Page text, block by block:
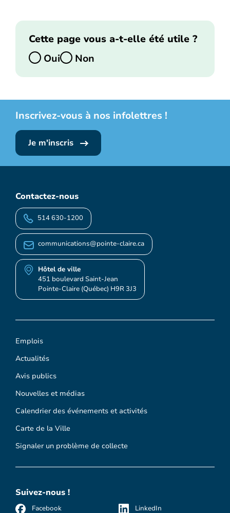
Cette page vous a-t-elle été utile ?
Oui
Non
Inscrivez-vous à nos infolettres !
Je m'inscris
Emplois
Actualités
Avis publics
Nouvelles et médias
Calendrier des événements et activités
Carte de la Ville
Signaler un problème de collecte
Contactez-nous
514 630-1200
communications@pointe-claire.ca
Hôtel de ville
451 boulevard Saint-Jean
Pointe-Claire (Québec) H9R 3J3
Suivez-nous !
Facebook LinkedIn